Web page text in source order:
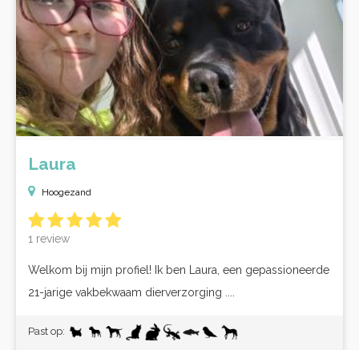
Laura
Hoogezand
1 review
Welkom bij mijn profiel! Ik ben Laura, een gepassioneerde
21-jarige vakbekwaam dierverzorging ....
Past op: